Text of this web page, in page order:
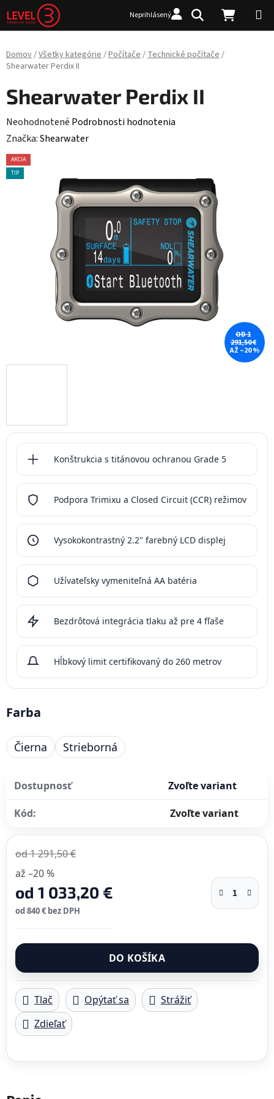
Prejsť na obsah
Neprihlásený Hľadať
Domov/Všetky kategórie/Počítače/Technické počítače/
Shearwater Perdix II
Konštrukcia s titánovou ochranou Grade 5
Podpora Trimixu a Closed Circuit (CCR) režimov
Vysokokontrastný 2.2" farebný LCD displej
Užívateľsky vymeniteľná AA batéria
Bezdrôtová integrácia tlaku až pre 4 fľaše
Hĺbkový limit certifikovaný do 260 metrov
Farba
Čierna Strieborná
Dostupnosť Zvoľte variant
Kód: Zvoľte variant
od 1 291,50 €
až –20 %
od 1 033,20 €
od840 € bez DPH
DO KOŠÍKA
Tlač Opýtať sa
Strážiť
Zdieľať
Shearwater Perdix II
Priemerné hodnotenie produktu je 0,0 z 5 hviezdičiek.
Neohodnotené Podrobnosti hodnotenia
Značka:Shearwater
AKCIA
TIP
OD 1
291,50 €
AŽ –20 %